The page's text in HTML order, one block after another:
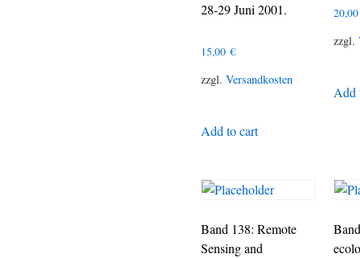
28-29 Juni 2001.
15,00 €
zzgl. Versandkosten
Add to cart
zzgl.
Add
Band 138: Remote
Sensing and